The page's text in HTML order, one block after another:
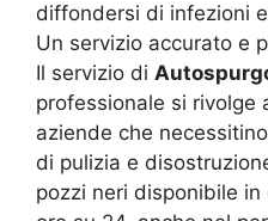
diffondersi di infezioni
Un servizio accurato e
Il servizio di
professionale si rivolge
aziende che
di pulizia e
pozzi neri disponibile